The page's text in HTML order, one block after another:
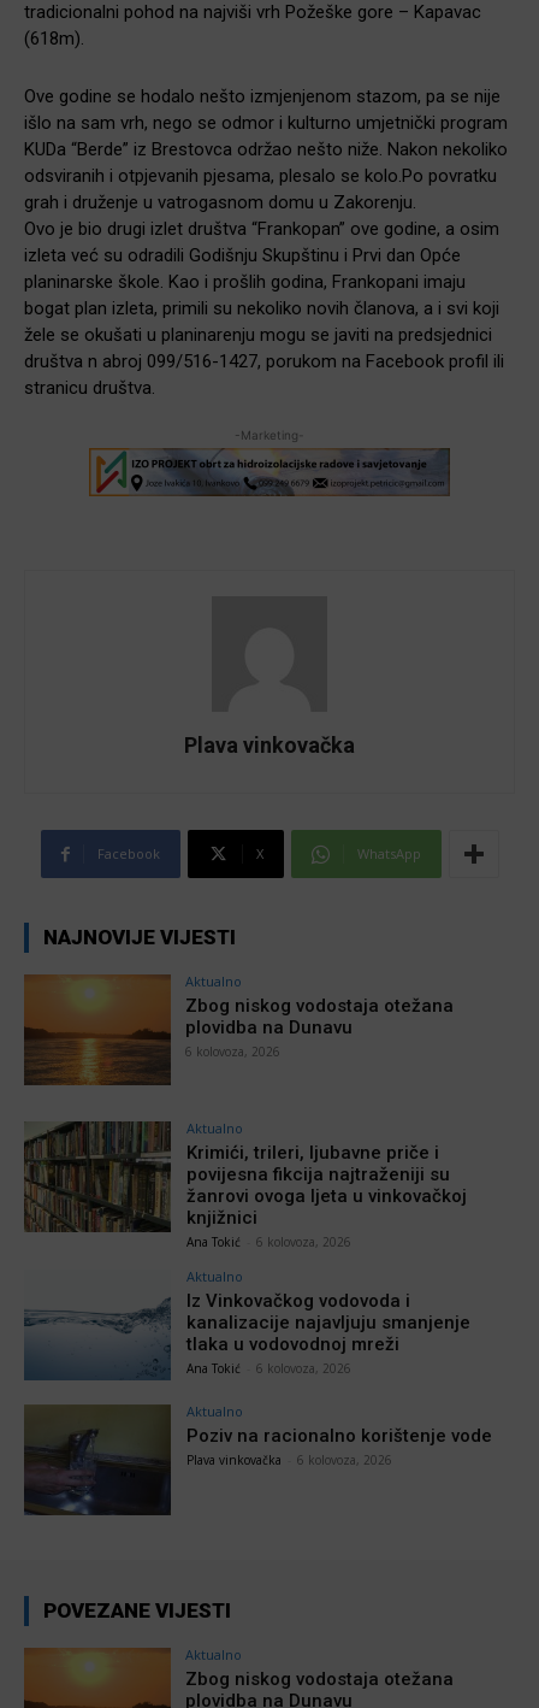
tradicionalni pohod na najviši vrh Požeške gore – Kapavac
(618m).
Ove godine se hodalo nešto izmjenjenom stazom, pa se nije
išlo na sam vrh, nego se odmor i kulturno umjetnički program
KUDa “Berde” iz Brestovca održao nešto niže. Nakon nekoliko
odsviranih i otpjevanih pjesama, plesalo se kolo.Po povratku
grah i druženje u vatrogasnom domu u Zakorenju.
Ovo je bio drugi izlet društva “Frankopan” ove godine, a osim
izleta već su odradili Godišnju Skupštinu i Prvi dan Opće
planinarske škole. Kao i prošlih godina, Frankopani imaju
bogat plan izleta, primili su nekoliko novih članova, a i svi koji
žele se okušati u planinarenju mogu se javiti na predsjednici
društva n abroj 099/516-1427, porukom na Facebook profil ili
stranicu društva.
-Marketing-
Plava vinkovačka
Facebook X WhatsApp
NAJNOVIJE VIJESTI
Aktualno
Zbog niskog vodostaja otežana
plovidba na Dunavu
6 kolovoza, 2026
Aktualno
Krimići, trileri, ljubavne priče i
povijesna fikcija najtraženiji su
žanrovi ovoga ljeta u vinkovačkoj
knjižnici
Ana Tokić 6 kolovoza, 2026
Aktualno
Iz Vinkovačkog vodovoda i
kanalizacije najavljuju smanjenje
tlaka u vodovodnoj mreži
Ana Tokić 6 kolovoza, 2026
Aktualno
Poziv na racionalno korištenje vode
Plava vinkovačka 6 kolovoza, 2026
POVEZANE VIJESTI
Aktualno
Zbog niskog vodostaja otežana
plovidba na Dunavu